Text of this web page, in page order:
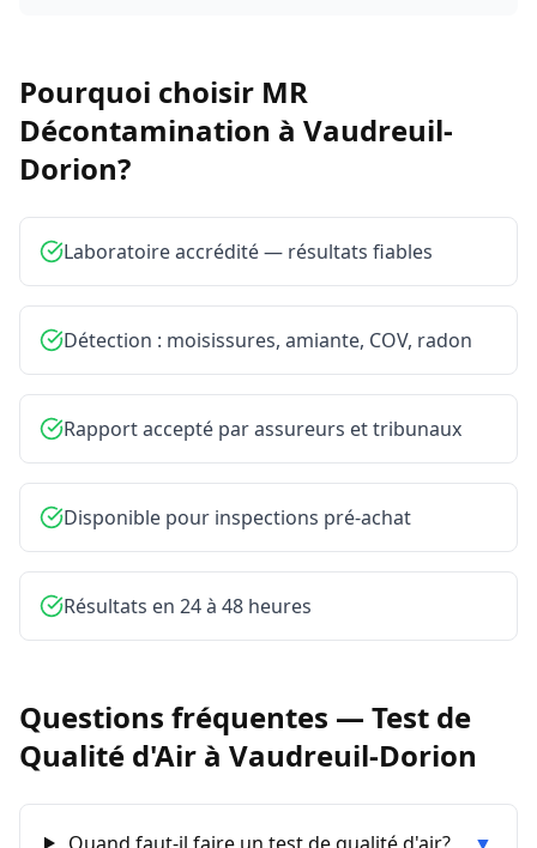
Pourquoi choisir MR
Décontamination à Vaudreuil-
Dorion?
Laboratoire accrédité — résultats fiables
Détection : moisissures, amiante, COV, radon
Rapport accepté par assureurs et tribunaux
Disponible pour inspections pré-achat
Résultats en 24 à 48 heures
Questions fréquentes — Test de
Qualité d'Air à Vaudreuil-Dorion